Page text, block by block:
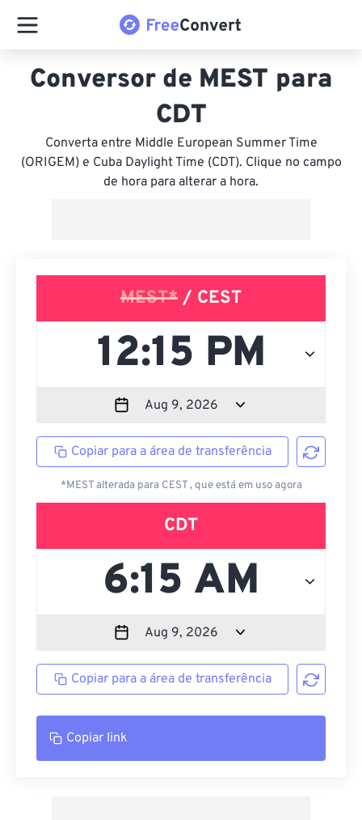
Conversor de MEST para
CDT
Converta entre Middle European Summer Time
(ORIGEM) e Cuba Daylight Time (CDT). Clique no campo
de hora para alterar a hora.
MEST* / CEST
Copiar para a área de transferência
*MEST alterada para CEST , que está em uso agora
CDT
Copiar para a área de transferência
Copiar link